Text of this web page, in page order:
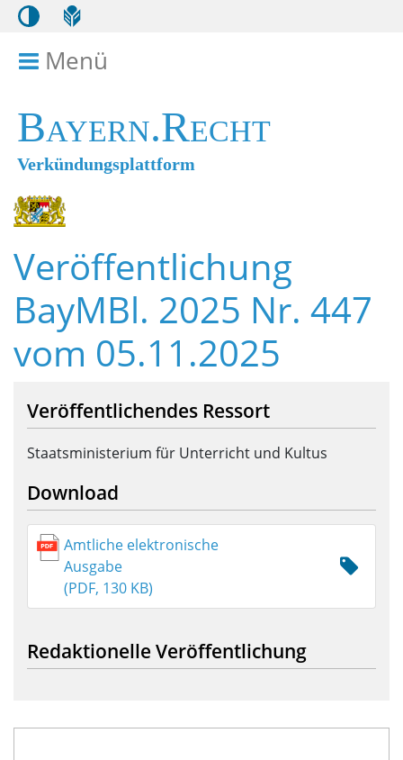
Menü
Bayern.Recht
Verkündungsplattform
Veröffentlichung
BayMBl. 2025 Nr. 447
vom 05.11.2025
Veröffentlichendes Ressort
Staatsministerium für Unterricht und Kultus
Download
Amtliche elektronische
Ausgabe
(PDF, 130 KB)
Redaktionelle Veröffentlichung